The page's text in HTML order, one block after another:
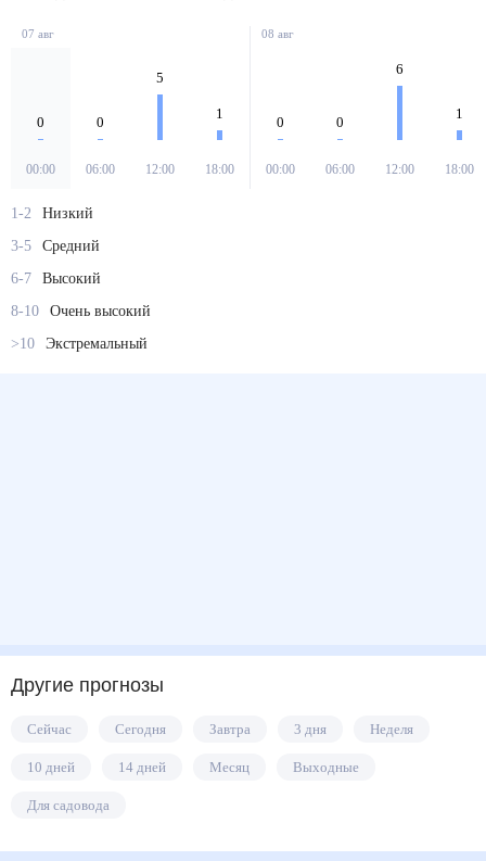
07 авг
0
00:00
0
06:00
5
12:00
1
18:00
08 авг
0
00:00
0
06:00
6
12:00
1
18:00
1-2
Низкий
3-5
Средний
6-7
Высокий
8-10
Очень высокий
>10
Экстремальный
Другие прогнозы
Сейчас Сегодня Завтра 3 дня Неделя
10 дней 14 дней Месяц Выходные
Для садовода